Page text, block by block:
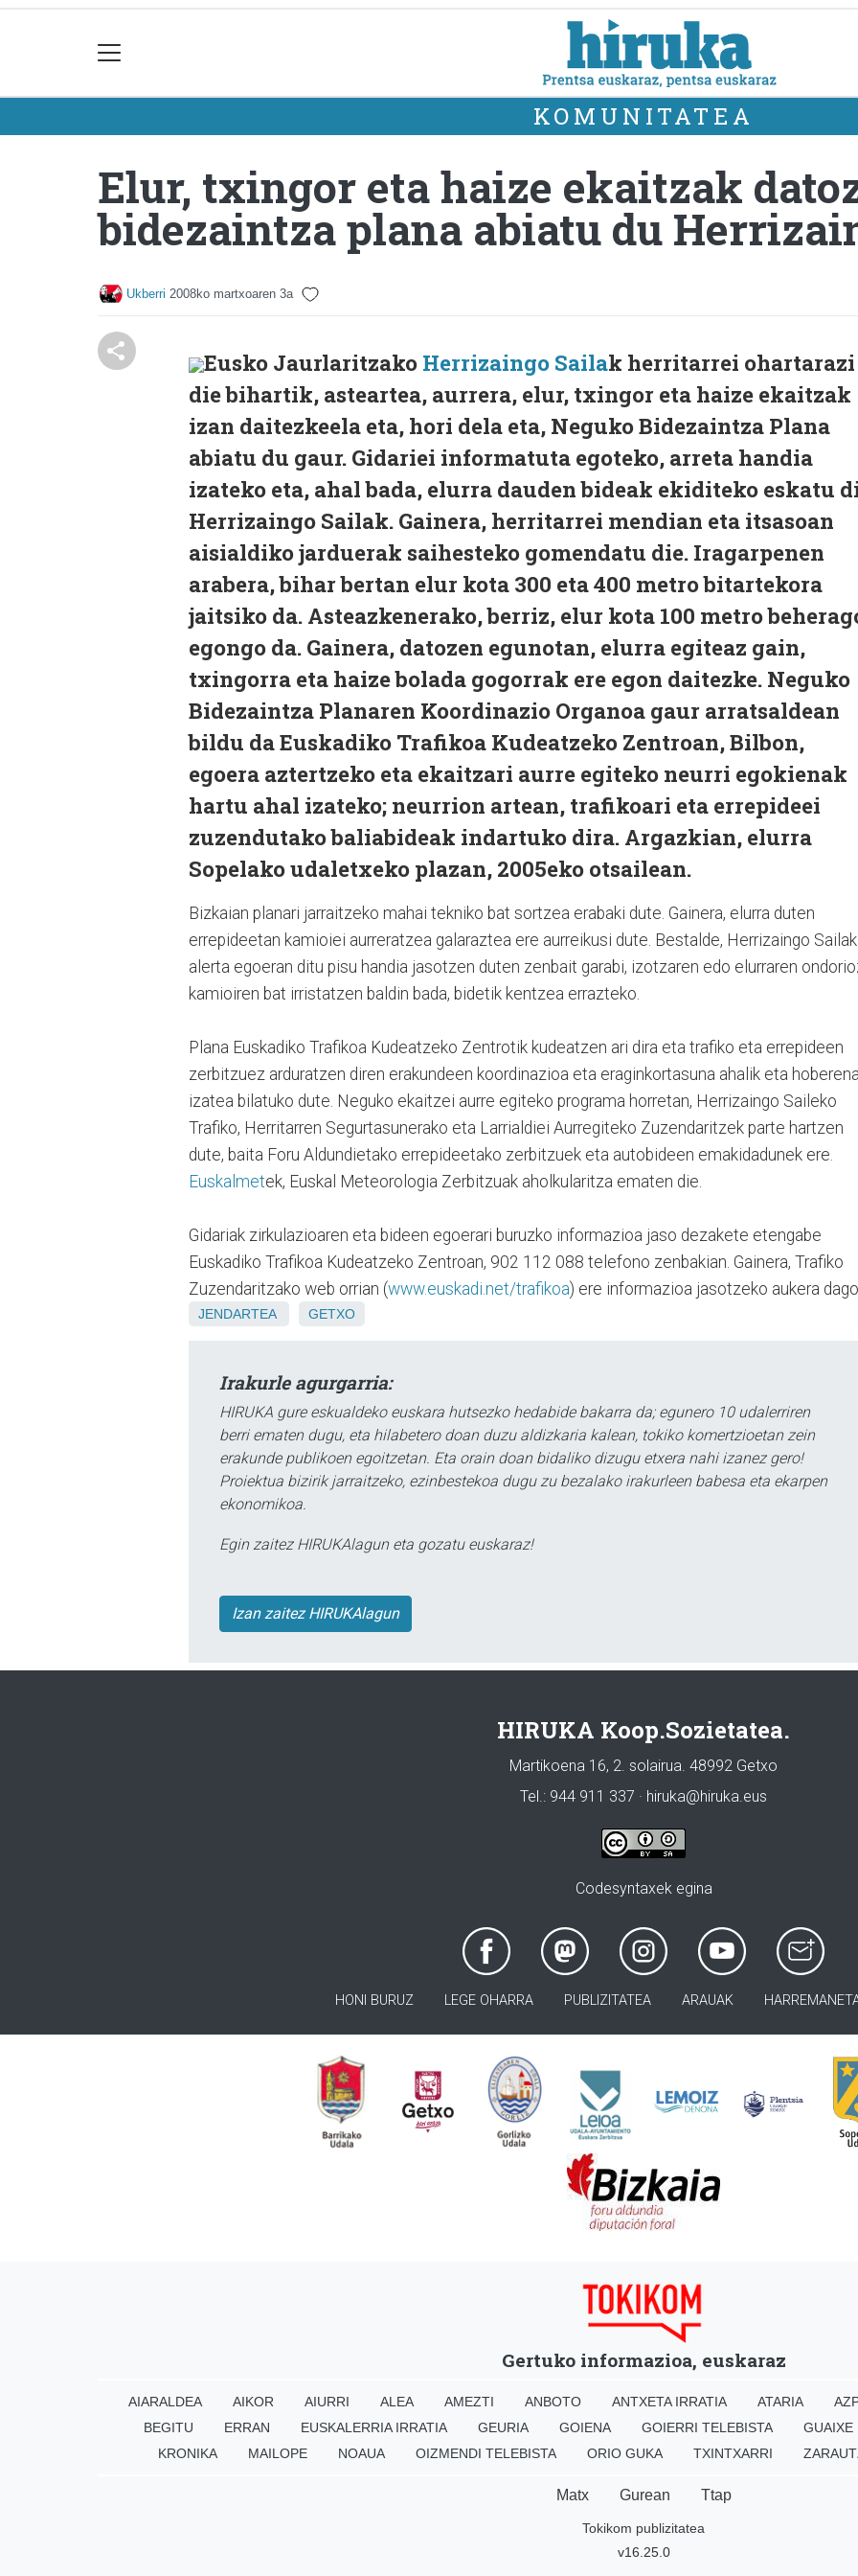
KOMUNITATEA
Elur, txingor eta haize ekaitzak
bidezaintza plana abiatu du
Ukberri 2008ko martxoaren 3a
Eusko Jaurlaritzako Herrizaingo Sailak herritarrei ohartarazi
die bihartik, asteartea, aurrera, elur, txingor eta haize ekaitzak
izan daitezkeela eta, hori dela eta, Neguko Bidezaintza Plana
abiatu du gaur. Gidariei informatuta egoteko, arreta handia
izateko eta, ahal bada, elurra dauden bideak ekiditeko eskatu
Herrizaingo Sailak. Gainera, herritarrei mendian eta itsasoan
aisialdiko jarduerak saihesteko gomendatu die. Iragarpenen
arabera, bihar bertan elur kota 300 eta 400 metro bitartekora
jaitsiko da. Asteazkenerako, berriz, elur kota 100 metro
egongo da. Gainera, datozen egunotan, elurra egiteaz gain,
txingorra eta haize bolada gogorrak ere egon daitezke. Neguko
Bidezaintza Planaren Koordinazio Organoa gaur arratsaldean
bildu da Euskadiko Trafikoa Kudeatzeko Zentroan, Bilbon,
egoera aztertzeko eta ekaitzari aurre egiteko neurri egokienak
hartu ahal izateko; neurrion artean, trafikoari eta errepideei
zuzendutako baliabideak indartuko dira. Argazkian, elurra
Sopelako udaletxeko plazan, 2005eko otsailean.
Bizkaian planari jarraitzeko mahai tekniko bat sortzea erabaki dute. Gainera, elurra duten
errepideetan kamioiei aurreratzea galaraztea ere aurreikusi dute. Bestalde, Herrizaingo Sailak
alerta egoeran ditu pisu handia jasotzen duten zenbait garabi, izotzaren edo elurraren
kamioiren bat irristatzen baldin bada, bidetik kentzea errazteko.
Plana Euskadiko Trafikoa Kudeatzeko Zentrotik kudeatzen ari dira eta trafiko eta errepideen
zerbitzuez arduratzen diren erakundeen koordinazioa eta eraginkortasuna ahalik eta
izatea bilatuko dute. Neguko ekaitzei aurre egiteko programa horretan, Herrizaingo Saileko
Trafiko, Herritarren Segurtasunerako eta Larrialdiei Aurregiteko Zuzendaritzek parte hartzen
dute, baita Foru Aldundietako errepideetako zerbitzuek eta autobideen emakidadunek ere.
Euskalmetek, Euskal Meteorologia Zerbitzuak aholkularitza ematen die.
Gidariak zirkulazioaren eta bideen egoerari buruzko informazioa jaso dezakete etengabe
Euskadiko Trafikoa Kudeatzeko Zentroan, 902 112 088 telefono zenbakian. Gainera, Trafiko
Zuzendaritzako web orrian (www.euskadi.net/trafikoa) ere informazioa jasotzeko aukera
JENDARTEA GETXO
Irakurle agurgarria:
HIRUKA gure eskualdeko euskara hutsezko hedabide bakarra da; egunero 10 udalerriren
berri ematen dugu, eta hilabetero doan duzu aldizkaria kalean, tokiko komertzioetan zein
erakunde publikoen egoitzetan. Eta orain doan bidaliko dizugu etxera nahi izanez gero!
Proiektua bizirik jarraitzeko, ezinbestekoa dugu zu bezalako irakurleen babesa eta ekarpen
ekonomikoa.
Egin zaitez HIRUKAlagun eta gozatu euskaraz!
Izan zaitez HIRUKAlagun
HIRUKA Koop.Sozietatea.
Martikoena 16, 2. solairua. 48992 Getxo
Tel.: 944 911 337 · hiruka@hiruka.eus
Codesyntaxek egina
HONI BURUZ LEGE OHARRA PUBLIZITATEA ARAUAK
Gertuko informazioa, euskaraz
AIARALDEA AIKOR AIURRI ALEA AMEZTI ANBOTO ANTXETA IRRATIA ATARIA
BEGITU
ERRAN EUSKALERRIA IRRATIA GEURIA GOIENA GOIERRI TELEBISTA
GUAIXE
KRONIKA
MAILOPE NOAUA OIZMENDI TELEBISTA ORIO GUKA TXINTXARRI
Matx Gurean Ttap
Tokikom publizitatea
v16.25.0